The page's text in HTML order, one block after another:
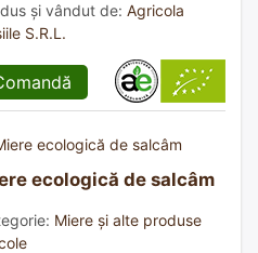
și vândut de: Agricola
S.R.L.
ecologică de salcâm
Miere și alte produse